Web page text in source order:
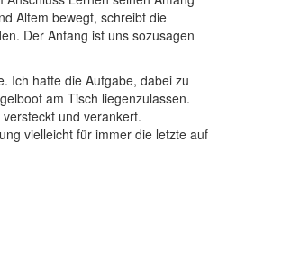
Altem bewegt, schreibt die
Der Anfang ist uns sozusagen
Ich hatte die Aufgabe, dabei zu
am Tisch liegenzulassen.
und verankert.
vielleicht für immer die letzte auf